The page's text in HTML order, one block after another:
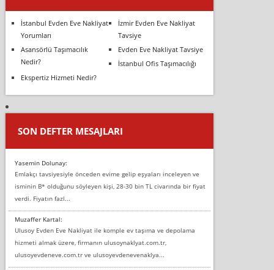
İstanbul Evden Eve Nakliyat
Yorumları
İzmir Evden Eve Nakliyat
Tavsiye
Asansörlü Taşımacılık
Nedir?
Evden Eve Nakliyat Tavsiye
İstanbul Ofis Taşımacılığı
Ekspertiz Hizmeti Nedir?
SON DEFTER MESAJLARI
Yasemin Dolunay:
Emlakçı tavsiyesiyle önceden evime gelip eşyaları inceleyen ve
isminin B* olduğunu söyleyen kişi, 28-30 bin TL civarında bir fiyat
verdi. Fiyatın fazl...
Muzaffer Kartal:
Ulusoy Evden Eve Nakliyat ile komple ev taşıma ve depolama
hizmeti almak üzere, firmanın ulusoynaklyat.com.tr,
ulusoyevdeneve.com.tr ve ulusoyevdenevenaklya...